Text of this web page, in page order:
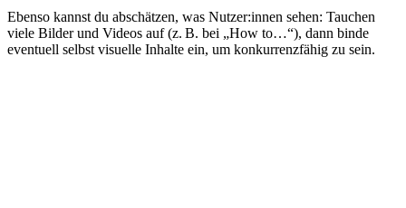
Ebenso kannst du abschätzen, was Nutzer:innen sehen: Tauchen
viele Bilder und Videos auf (z. B. bei „How to…“), dann binde
eventuell selbst visuelle Inhalte ein, um konkurrenzfähig zu sein.